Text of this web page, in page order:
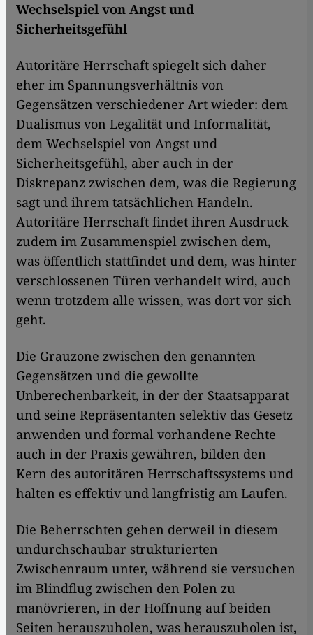
Wechselspiel von Angst und
Sicherheitsgefühl
Autoritäre Herrschaft spiegelt sich daher
eher im Spannungsverhältnis von
Gegensätzen verschiedener Art wieder: dem
Dualismus von Legalität und Informalität,
dem Wechselspiel von Angst und
Sicherheitsgefühl, aber auch in der
Diskrepanz zwischen dem, was die Regierung
sagt und ihrem tatsächlichen Handeln.
Autoritäre Herrschaft findet ihren Ausdruck
zudem im Zusammenspiel zwischen dem,
was öffentlich stattfindet und dem, was hinter
verschlossenen Türen verhandelt wird, auch
wenn trotzdem alle wissen, was dort vor sich
geht.
Die Grauzone zwischen den genannten
Gegensätzen und die gewollte
Unberechenbarkeit, in der der Staatsapparat
und seine Repräsentanten selektiv das Gesetz
anwenden und formal vorhandene Rechte
auch in der Praxis gewähren, bilden den
Kern des autoritären Herrschaftssystems und
halten es effektiv und langfristig am Laufen.
Die Beherrschten gehen derweil in diesem
undurchschaubar strukturierten
Zwischenraum unter, während sie versuchen
im Blindflug zwischen den Polen zu
manövrieren, in der Hoffnung auf beiden
Seiten herauszuholen, was herauszuholen ist,